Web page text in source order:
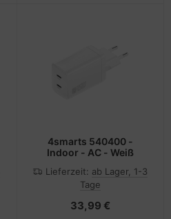
4smarts 540400 -
Indoor - AC - Weiß
Lieferzeit: ab Lager, 1-3
Tage
33,99 €